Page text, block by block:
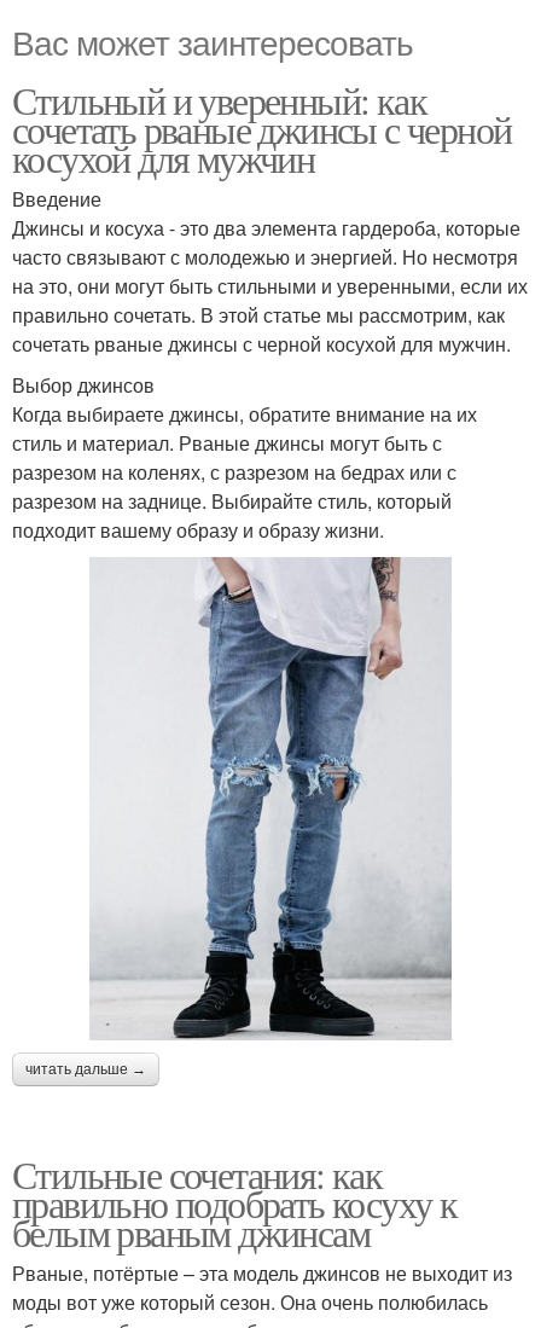
Вас может заинтересовать
Стильный и уверенный: как
сочетать рваные джинсы с черной
косухой для мужчин
Введение
Джинсы и косуха - это два элемента гардероба, которые
часто связывают с молодежью и энергией. Но несмотря
на это, они могут быть стильными и уверенными, если их
правильно сочетать. В этой статье мы рассмотрим, как
сочетать рваные джинсы с черной косухой для мужчин.
Выбор джинсов
Когда выбираете джинсы, обратите внимание на их
стиль и материал. Рваные джинсы могут быть с
разрезом на коленях, с разрезом на бедрах или с
разрезом на заднице. Выбирайте стиль, который
подходит вашему образу и образу жизни.
читать дальше →
Стильные сочетания: как
правильно подобрать косуху к
белым рваным джинсам
Рваные, потёртые – эта модель джинсов не выходит из
моды вот уже который сезон. Она очень полюбилась